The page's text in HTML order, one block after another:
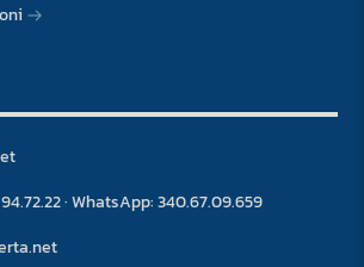
· WhatsApp: 340.67.09.659